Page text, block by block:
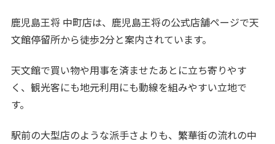
鹿児島王将 中町店は、鹿児島王将の公式店舗ページで天
文館停留所から徒歩2分と案内されています。
天文館で買い物や用事を済ませたあとに立ち寄りやす
く、観光客にも地元利用にも動線を組みやすい立地で
す。
駅前の大型店のような派手さよりも、繁華街の流れの中